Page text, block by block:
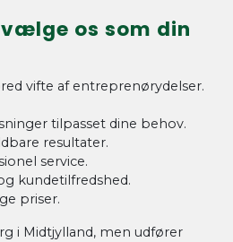
os som din
vifte af entreprenørydelser.
tilpasset dine behov.
resultater.
service.
kundetilfredshed.
priser.
i Midtjylland, men udfører